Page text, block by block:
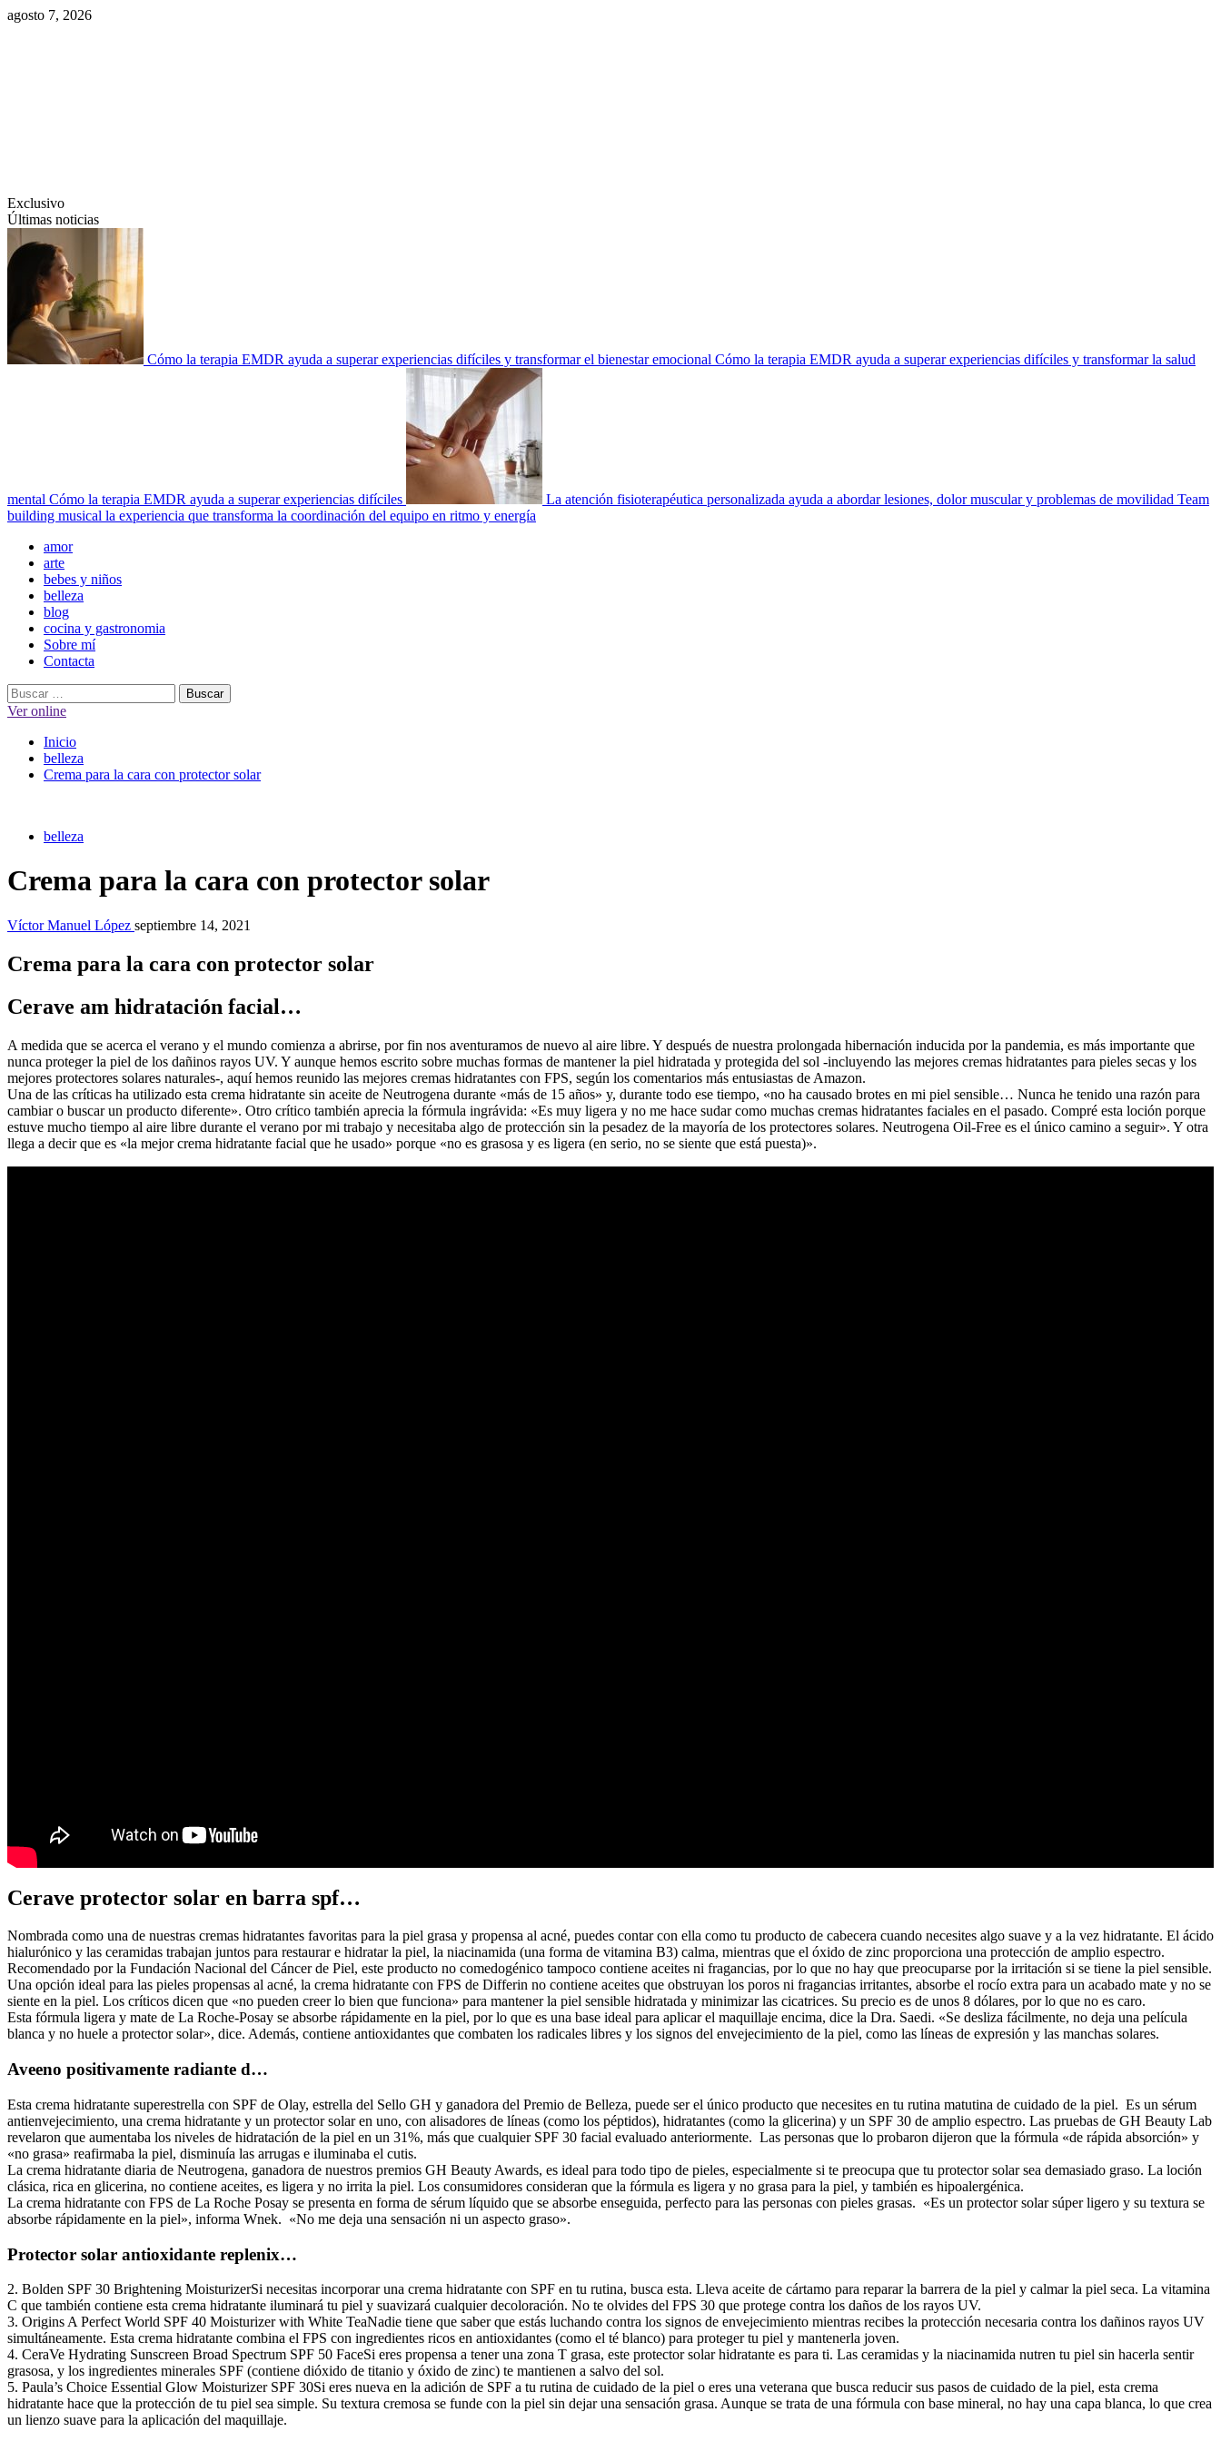
Saltar
agosto 7, 2026
Exclusivo
Últimas noticias
Cómo la terapia EMDR ayuda a superar experiencias difíciles y transformar el bienestar emocional Cómo la terapia EMDR ayuda a superar experiencias difíciles y transformar la salud
mental Cómo la terapia EMDR ayuda a superar experiencias difíciles La atención fisioterapéutica personalizada ayuda a abordar lesiones, dolor muscular y problemas de movilidad Team
building musical la experiencia que transforma la coordinación del equipo en ritmo y energía
Menú
principal
amor
arte
bebes y niños
belleza
blog
cocina y gastronomia
Sobre mí
Contacta
Buscar:
Ver online
Inicio
belleza
Crema para la cara con protector solar
belleza
Crema para la cara con protector solar
Víctor Manuel López septiembre 14, 2021
Crema para la cara con protector solar
Cerave am hidratación facial…
A medida que se acerca el verano y el mundo comienza a abrirse, por fin nos aventuramos de nuevo al aire libre. Y después de nuestra prolongada hibernación inducida por la pandemia, es más importante que
nunca proteger la piel de los dañinos rayos UV. Y aunque hemos escrito sobre muchas formas de mantener la piel hidratada y protegida del sol -incluyendo las mejores cremas hidratantes para pieles secas y los
mejores protectores solares naturales-, aquí hemos reunido las mejores cremas hidratantes con FPS, según los comentarios más entusiastas de Amazon.
Una de las críticas ha utilizado esta crema hidratante sin aceite de Neutrogena durante «más de 15 años» y, durante todo ese tiempo, «no ha causado brotes en mi piel sensible… Nunca he tenido una razón para
cambiar o buscar un producto diferente». Otro crítico también aprecia la fórmula ingrávida: «Es muy ligera y no me hace sudar como muchas cremas hidratantes faciales en el pasado. Compré esta loción porque
estuve mucho tiempo al aire libre durante el verano por mi trabajo y necesitaba algo de protección sin la pesadez de la mayoría de los protectores solares. Neutrogena Oil-Free es el único camino a seguir». Y otra
llega a decir que es «la mejor crema hidratante facial que he usado» porque «no es grasosa y es ligera (en serio, no se siente que está puesta)».
Cerave protector solar en barra spf…
Nombrada como una de nuestras cremas hidratantes favoritas para la piel grasa y propensa al acné, puedes contar con ella como tu producto de cabecera cuando necesites algo suave y a la vez hidratante. El ácido
hialurónico y las ceramidas trabajan juntos para restaurar e hidratar la piel, la niacinamida (una forma de vitamina B3) calma, mientras que el óxido de zinc proporciona una protección de amplio espectro.
Recomendado por la Fundación Nacional del Cáncer de Piel, este producto no comedogénico tampoco contiene aceites ni fragancias, por lo que no hay que preocuparse por la irritación si se tiene la piel sensible.
Una opción ideal para las pieles propensas al acné, la crema hidratante con FPS de Differin no contiene aceites que obstruyan los poros ni fragancias irritantes, absorbe el rocío extra para un acabado mate y no se
siente en la piel. Los críticos dicen que «no pueden creer lo bien que funciona» para mantener la piel sensible hidratada y minimizar las cicatrices. Su precio es de unos 8 dólares, por lo que no es caro.
Esta fórmula ligera y mate de La Roche-Posay se absorbe rápidamente en la piel, por lo que es una base ideal para aplicar el maquillaje encima, dice la Dra. Saedi. «Se desliza fácilmente, no deja una película
blanca y no huele a protector solar», dice. Además, contiene antioxidantes que combaten los radicales libres y los signos del envejecimiento de la piel, como las líneas de expresión y las manchas solares.
Aveeno positivamente radiante d…
Esta crema hidratante superestrella con SPF de Olay, estrella del Sello GH y ganadora del Premio de Belleza, puede ser el único producto que necesites en tu rutina matutina de cuidado de la piel. Es un sérum
antienvejecimiento, una crema hidratante y un protector solar en uno, con alisadores de líneas (como los péptidos), hidratantes (como la glicerina) y un SPF 30 de amplio espectro. Las pruebas de GH Beauty Lab
revelaron que aumentaba los niveles de hidratación de la piel en un 31%, más que cualquier SPF 30 facial evaluado anteriormente. Las personas que lo probaron dijeron que la fórmula «de rápida absorción» y
«no grasa» reafirmaba la piel, disminuía las arrugas e iluminaba el cutis.
La crema hidratante diaria de Neutrogena, ganadora de nuestros premios GH Beauty Awards, es ideal para todo tipo de pieles, especialmente si te preocupa que tu protector solar sea demasiado graso. La loción
clásica, rica en glicerina, no contiene aceites, es ligera y no irrita la piel. Los consumidores consideran que la fórmula es ligera y no grasa para la piel, y también es hipoalergénica.
La crema hidratante con FPS de La Roche Posay se presenta en forma de sérum líquido que se absorbe enseguida, perfecto para las personas con pieles grasas. «Es un protector solar súper ligero y su textura se
absorbe rápidamente en la piel», informa Wnek. «No me deja una sensación ni un aspecto graso».
Protector solar antioxidante replenix…
2. Bolden SPF 30 Brightening MoisturizerSi necesitas incorporar una crema hidratante con SPF en tu rutina, busca esta. Lleva aceite de cártamo para reparar la barrera de la piel y calmar la piel seca. La vitamina
C que también contiene esta crema hidratante iluminará tu piel y suavizará cualquier decoloración. No te olvides del FPS 30 que protege contra los daños de los rayos UV.
3. Origins A Perfect World SPF 40 Moisturizer with White TeaNadie tiene que saber que estás luchando contra los signos de envejecimiento mientras recibes la protección necesaria contra los dañinos rayos UV
simultáneamente. Esta crema hidratante combina el FPS con ingredientes ricos en antioxidantes (como el té blanco) para proteger tu piel y mantenerla joven.
4. CeraVe Hydrating Sunscreen Broad Spectrum SPF 50 FaceSi eres propensa a tener una zona T grasa, este protector solar hidratante es para ti. Las ceramidas y la niacinamida nutren tu piel sin hacerla sentir
grasosa, y los ingredientes minerales SPF (contiene dióxido de titanio y óxido de zinc) te mantienen a salvo del sol.
5. Paula’s Choice Essential Glow Moisturizer SPF 30Si eres nueva en la adición de SPF a tu rutina de cuidado de la piel o eres una veterana que busca reducir sus pasos de cuidado de la piel, esta crema
hidratante hace que la protección de tu piel sea simple. Su textura cremosa se funde con la piel sin dejar una sensación grasa. Aunque se trata de una fórmula con base mineral, no hay una capa blanca, lo que crea
un lienzo suave para la aplicación del maquillaje.